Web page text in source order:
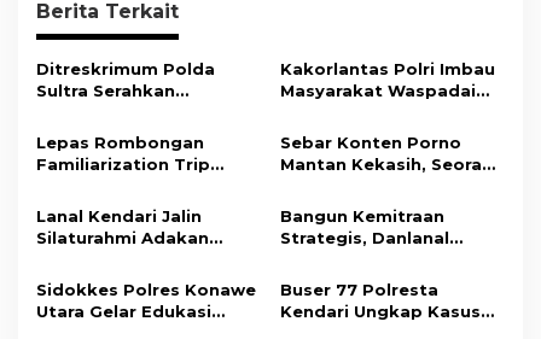
g
a
s
p
o
s
Berita Terkait
Ditreskrimum Polda
Sultra Serahkan
Bukti Kasus Dugaan
Penyelenggaraan
Perjalanan Ibadah Umrah
Kakorlantas Polri Imbau
Masyarakat Waspadai
Baru
Lepas Rombongan
Familiarization Trip
Promosikan Wisata dan
Gerakkan Ekonomi
Sebar Konten Porno
Mantan Kekasih, Seorang
Tahun Penjara
Lanal Kendari Jalin
Silaturahmi Adakan
Bersama Insan Pers.
Bangun Kemitraan
Strategis, Danlanal
Wujudkan Informasi
Objektif dan Berimbang
Sidokkes Polres Konawe
Utara Gelar Edukasi
Buser 77 Polresta
Kendari Ungkap Kasus